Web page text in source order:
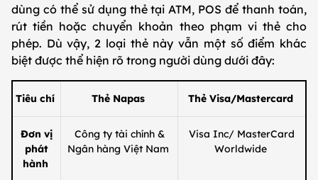
dùng có thể sử dụng thẻ tại ATM, POS để thanh toán,
rút tiền hoặc chuyển khoản theo phạm vi thẻ cho
phép. Dù vậy, 2 loại thẻ này vẫn một số điểm khác
biệt được thể hiện rõ trong người dùng dưới đây:
Tiêu chí Thẻ Napas Thẻ Visa/Mastercard
Đơn vị
phát
hành
Công ty tài chính &
Ngân hàng Việt Nam
Visa Inc/ MasterCard
Worldwide